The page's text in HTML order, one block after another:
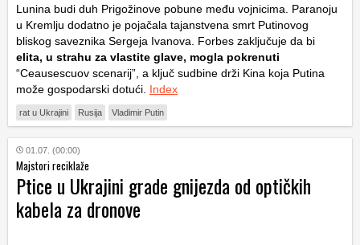
Lunina budi duh Prigožinove pobune među vojnicima. Paranoju
u Kremlju dodatno je pojačala tajanstvena smrt Putinovog
bliskog saveznika Sergeja Ivanova. Forbes zaključuje da bi
elita, u strahu za vlastite glave, mogla pokrenuti
“Ceausescuov scenarij”, a ključ sudbine drži Kina koja Putina
može gospodarski dotući. Index
rat u Ukrajini Rusija Vladimir Putin
01.07. (00:00)
Majstori reciklaže
Ptice u Ukrajini grade gnijezda od optičkih
kabela za dronove